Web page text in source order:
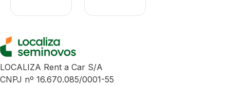
LOCALIZA Rent a Car S/A
CNPJ nº 16.670.085/0001-55